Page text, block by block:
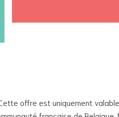
offre est uniquement